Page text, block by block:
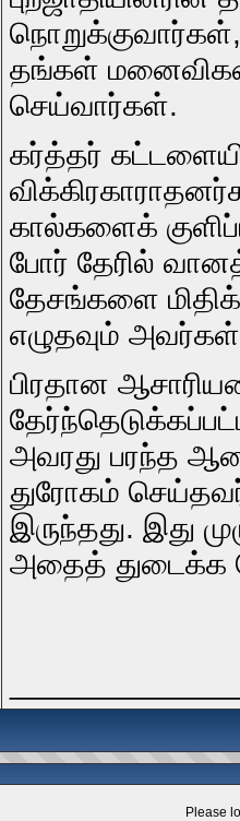
தங்கள்
செய்வார்கள்.
கர்த்தர்
கால்களைக்
போர் தேரில்
தேசங்களை
எழுதவும்
பிரதான
அவரது பரந்த
துரோகம்
இருந்தது. இது
அதைத் துடைக்க
Please